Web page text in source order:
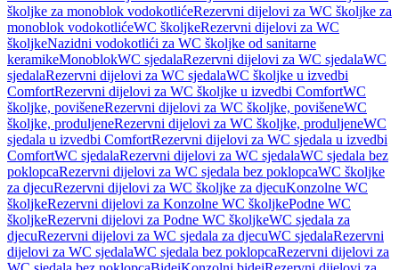
školjke za monoblok vodokotlićeRezervni dijelovi za WC školjke za
monoblok vodokotlićeWC školjkeRezervni dijelovi za WC
školjkeNazidni vodokotlići za WC školjke od sanitarne
keramikeMonoblokWC sjedalaRezervni dijelovi za WC sjedalaWC
sjedalaRezervni dijelovi za WC sjedalaWC školjke u izvedbi
ComfortRezervni dijelovi za WC školjke u izvedbi ComfortWC
školjke, povišeneRezervni dijelovi za WC školjke, povišeneWC
školjke, produljeneRezervni dijelovi za WC školjke, produljeneWC
sjedala u izvedbi ComfortRezervni dijelovi za WC sjedala u izvedbi
ComfortWC sjedalaRezervni dijelovi za WC sjedalaWC sjedala bez
poklopcaRezervni dijelovi za WC sjedala bez poklopcaWC školjke
za djecuRezervni dijelovi za WC školjke za djecuKonzolne WC
školjkeRezervni dijelovi za Konzolne WC školjkePodne WC
školjkeRezervni dijelovi za Podne WC školjkeWC sjedala za
djecuRezervni dijelovi za WC sjedala za djecuWC sjedalaRezervni
dijelovi za WC sjedalaWC sjedala bez poklopcaRezervni dijelovi za